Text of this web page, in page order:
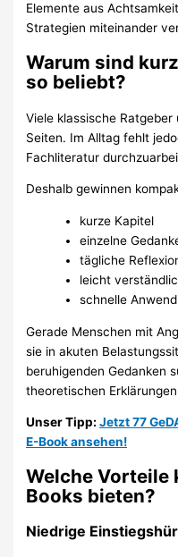
Elemente aus
Strategien miteinander
Warum sind
so beliebt?
Viele klassische
Seiten. Im Alltag fehlt
Fachliteratur
Deshalb gewinnen
kurze Kapitel
einzelne
tägliche
leicht
schnelle
Gerade Menschen mit
sie in akuten
beruhigenden Gedanken
theoretischen
Unser Tipp:Jetzt 77
E-Book ansehen!
Welche Vorteile
Books bieten?
Niedrige